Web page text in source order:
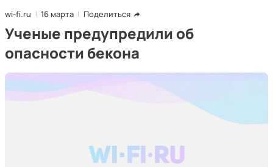
wi-fi.ru 16 марта Поделиться
Ученые предупредили об
опасности бекона